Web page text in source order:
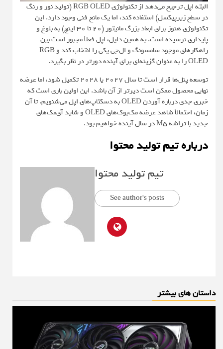
البته اپل ترجیح می‌دهد از تکنولوژی RGB OLED (تولید نور و رنگ
در سطح زیرپیکسل) استفاده کند، اما یک مانع فنی وجود دارد. این
تکنولوژی هنوز برای ابعاد بزرگ مانیتور (۲۰ تا ۳۰ اینچ) به بلوغ و
پایداری نرسیده است. به همین دلیل، اپل فعلاً مجبور است بین
راهکارهای موجود سامسونگ و ال‌جی یکی را انتخاب کند و RGB
OLED را به عنوان گزینه‌ای برای آینده دورتر در نظر بگیرد.
توسعه پنل‌ها قرار است تا سال ۲۰۲۷ یا ۲۰۲۸ تکمیل شود، اما عرضه
نهایی محصول ممکن است دیرتر از آن باشد. این اولین باری است که
خبری جدی درباره آوردن OLED به دسکتاپ‌های اپل می‌شنویم. تا آن
زمان، احتمالاً شاهد عرضه مک‌بوک‌های OLED و شاید آی‌مک‌های
جدید با تراشه M5 در سال آینده خواهیم بود.
درباره تیم تولید محتوا
تیم تولید محتوا
See author's posts
داستان های بیشتر